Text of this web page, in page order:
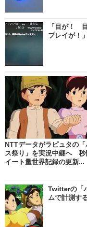
「目が！
プレイが！
NTTデータがラピュタの「
ス祭り」を実況中継へ 秒
イート量世界記録の更新...
Twitterの「
ムで計測す